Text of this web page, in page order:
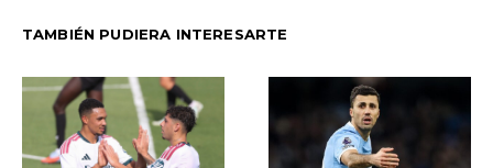
TAMBIÉN PUDIERA INTERESARTE